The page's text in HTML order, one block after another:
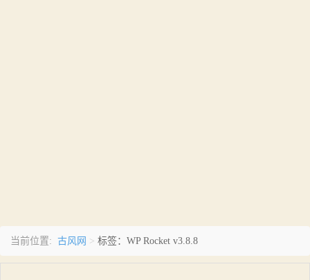
当前位置: 古风网 > 标签：WP Rocket v3.8.8